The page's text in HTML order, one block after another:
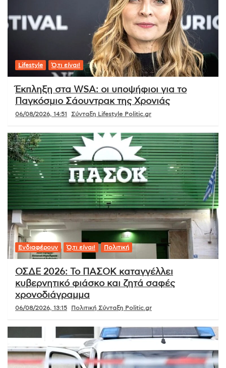
Lifestyle Ό,τι είναι!
Έκπληξη στα WSA: οι υποψήφιοι για το
Παγκόσμιο Σάουντρακ της Χρονιάς
06/08/2026, 14:51 Σύνταξη Lifestyle Politic.gr
Ενδιαφέρουν Ό,τι είναι! Πολιτική
ΟΣΔΕ 2026: Το ΠΑΣΟΚ καταγγέλλει
κυβερνητικό φιάσκο και ζητά σαφές
χρονοδιάγραμμα
06/08/2026, 13:15 Πολιτική Σύνταξη Politic.gr